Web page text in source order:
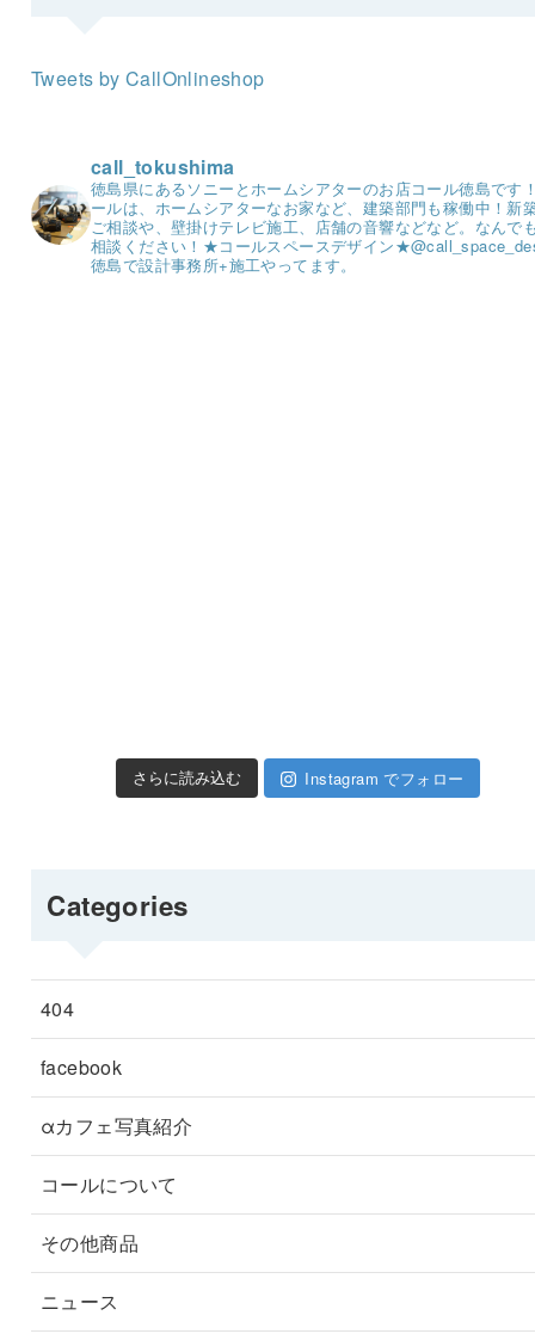
Tweets by CallOnlineshop
call_tokushima
徳島県にあるソニーとホームシアターのお店コール徳島です
ールは、ホームシアターなお家など、建築部門も稼働中！ 新
ご相談や、壁掛けテレビ施工、店舗の音響などなど。 なんで
相談ください！ ★コールスペースデザイン★
徳島で設計事務所+施工やってます。
さらに読み込む Instagram でフォロー
Categories
404
facebook
αカフェ写真紹介
コールについて
その他商品
ニュース